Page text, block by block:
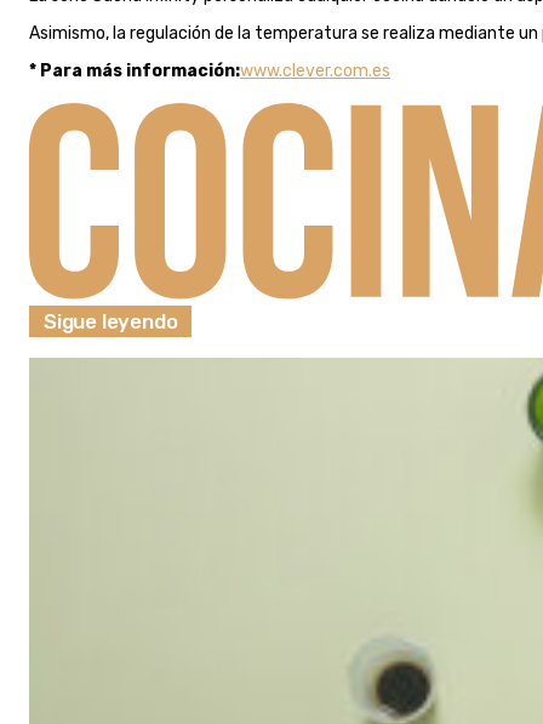
Asimismo, la regulación de la temperatura se realiza mediante
* Para más información:www.clever.com.es
Sigue leyendo